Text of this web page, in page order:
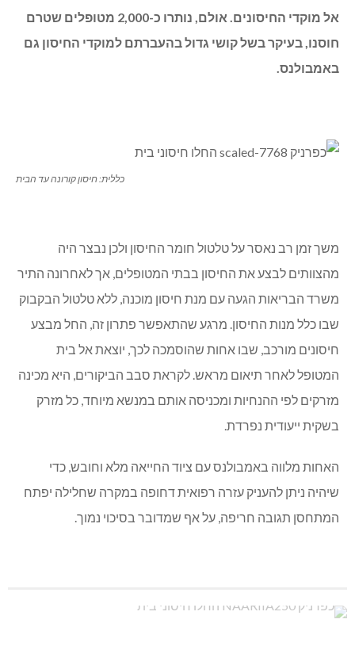
אל מוקדי החיסונים. אולם, נותרו כ-2,000 מטופלים שטרם
חוסנו, בעיקר בשל קושי גדול בהעברתם למוקדי החיסון גם
באמבולנס.
כללית: חיסון קורונה עד הבית
משך זמן רב נאסר על טלטול חומר החיסון ולכן נבצר היה
מהצוותים לבצע את החיסון בבתי המטופלים, אך לאחרונה התיר
משרד הבריאות הגעה עם מנת חיסון מוכנה, ללא טלטול הבקבוק
שבו כלל מנות החיסון. מרגע שהתאפשר פתרון זה, החל מבצע
חיסונים מורכב, שבו אחות שהוסמכה לכך, יוצאת אל בית
המטופל לאחר תיאום מראש. לקראת סבב הביקורים, היא מכינה
מזרקים לפי ההנחיות ומכניסה אותם במנשא מיוחד, כל מזרק
בשקית ייעודית נפרדת.
האחות מלווה באמבולנס עם ציוד החייאה מלא וחובש, כדי
שיהיה ניתן להעניק עזרה רפואית דחופה במקרה שחלילה יפתח
המתחסן תגובה חריפה, על אף שמדובר בסיכוי נמוך.